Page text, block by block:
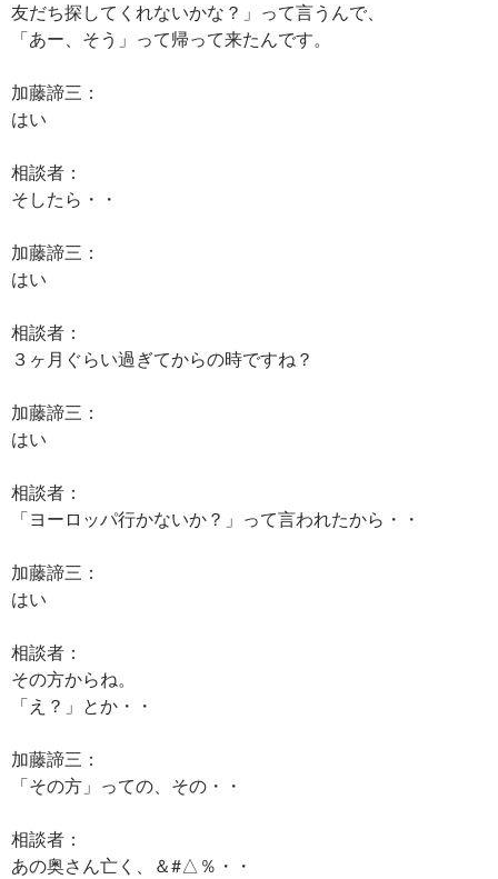
友だち探してくれないかな？」って言うんで、
「あー、そう」って帰って来たんです。
加藤諦三：
はい
相談者：
そしたら・・
加藤諦三：
はい
相談者：
３ヶ月ぐらい過ぎてからの時ですね？
加藤諦三：
はい
相談者：
「ヨーロッパ行かないか？」って言われたから・・
加藤諦三：
はい
相談者：
その方からね。
「え？」とか・・
加藤諦三：
「その方」っての、その・・
相談者：
あの奥さん亡く、＆#△％・・